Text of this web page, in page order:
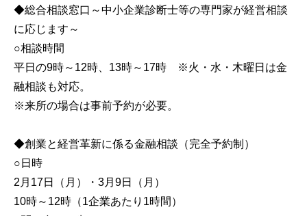
◆総合相談窓口～中小企業診断士等の専門家が経営相談
に応じます～
○相談時間
平日の9時～12時、13時～17時 ※火・水・木曜日は金
融相談も対応。
※来所の場合は事前予約が必要。
◆創業と経営革新に係る金融相談（完全予約制）
○日時
2月17日（月）・3月9日（月）
10時～12時（1企業あたり1時間）